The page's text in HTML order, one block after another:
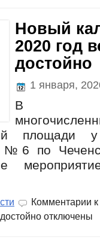
Новый
2020 год
достойно
1 января,
В
площади
№6 по
Комментарии
отключены